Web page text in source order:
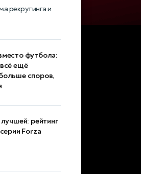
рекрутинга и
футбола:
ещё
споров,
рейтинг
Forza